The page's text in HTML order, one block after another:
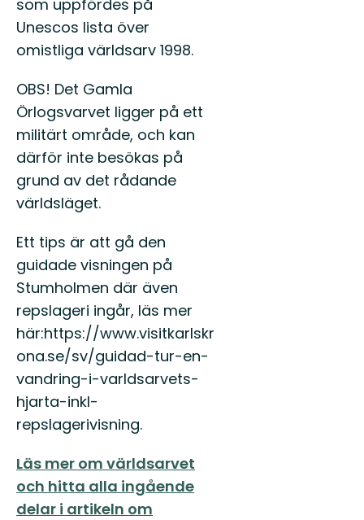
som uppfördes på
Unescos lista över
omistliga världsarv 1998.
OBS! Det Gamla
Örlogsvarvet ligger på ett
militärt område, och kan
därför inte besökas på
grund av det rådande
världsläget.
Ett tips är att gå den
guidade visningen på
Stumholmen där även
repslageri ingår, läs mer
här:https://www.visitkarlskr
ona.se/sv/guidad-tur-en-
vandring-i-varldsarvets-
hjarta-inkl-
repslagerivisning.
Läs mer om världsarvet
och hitta alla ingående
delar i artikeln om